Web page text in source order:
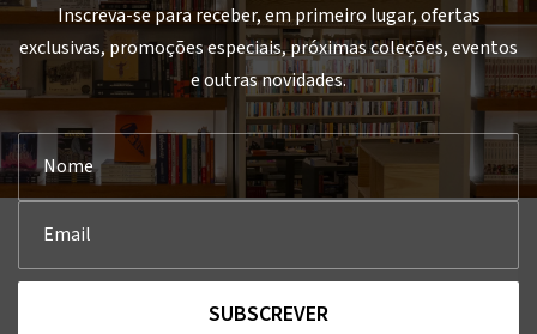
Inscreva-se para receber, em primeiro lugar, ofertas
exclusivas, promoções especiais, próximas coleções, eventos
e outras novidades.
SUBSCREVER